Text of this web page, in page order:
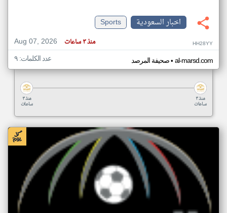
اخبار السعودية
Sports
Aug 07, 2026
منذ ٣ ساعات HH28YY
صحيفة المرصد• al-marsd.com عدد الكلمات: ٩
منذ ٣
ساعات
منذ ٣
ساعات